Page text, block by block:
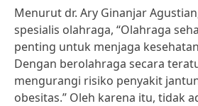
Menurut dr. Ary Ginanjar
spesialis olahraga, “Olahraga
penting untuk menjaga
Dengan berolahraga secara
mengurangi risiko penyakit
obesitas.” Oleh karena itu, tidak